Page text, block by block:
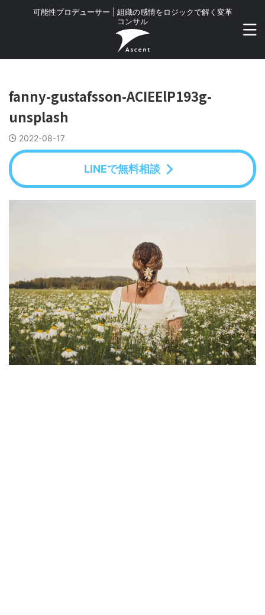
可能性プロデューサー | 組織の感情をロジックで解く変革
コンサル
fanny-gustafsson-ACIEElP193g-
unsplash
2022-08-17
LINEで無料相談